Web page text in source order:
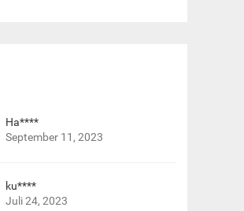
Ha****
September 11, 2023
ku****
Juli 24, 2023